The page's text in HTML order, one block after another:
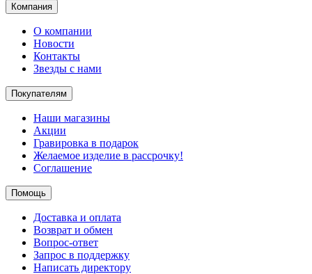
Компания
О компании
Новости
Контакты
Звезды с нами
Покупателям
Наши магазины
Акции
Гравировка в подарок
Желаемое изделие в рассрочку!
Соглашение
Помощь
Доставка и оплата
Возврат и обмен
Вопрос-ответ
Запрос в поддержку
Написать директору